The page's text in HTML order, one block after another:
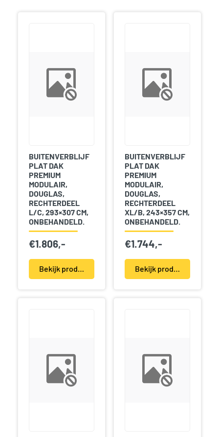
BUITENVERBLIJF
PLAT DAK
PREMIUM
MODULAIR,
DOUGLAS,
RECHTERDEEL
L/C, 293×307 CM,
ONBEHANDELD.
€1.806,-
Bekijk product(en)
BUITENVERBLIJF
PLAT DAK
PREMIUM
MODULAIR,
DOUGLAS,
RECHTERDEEL
XL/B, 243×357 CM,
ONBEHANDELD.
€1.744,-
Bekijk product(en)